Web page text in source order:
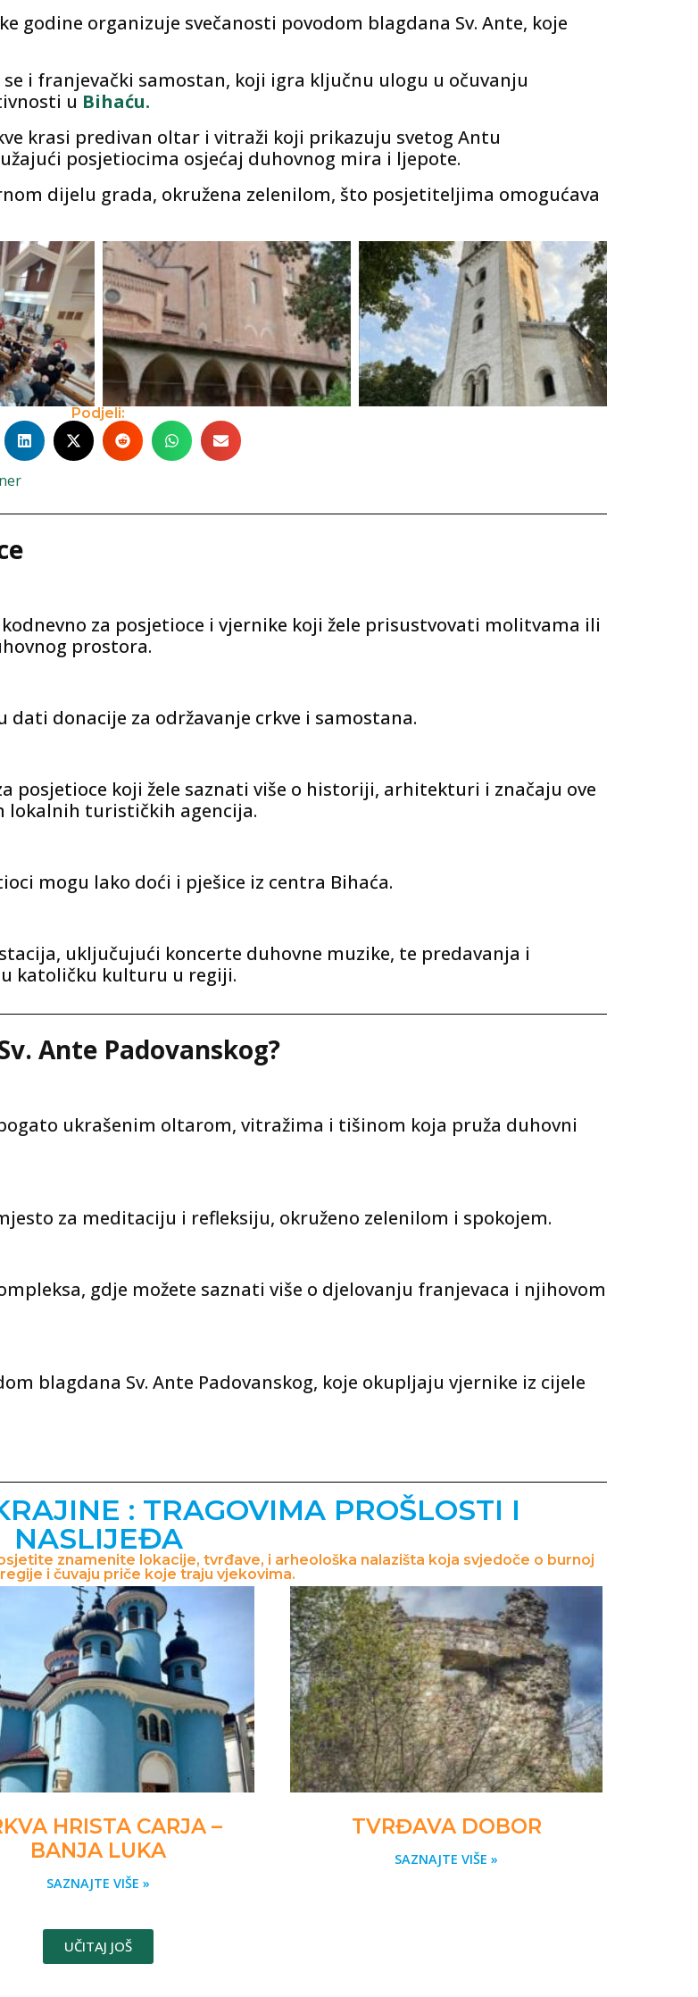
godine organizuje svečanosti povodom blagdana Sv. Ante, koje
se i franjevački samostan, koji igra ključnu ulogu u očuvanju
u Bihaću.
krasi predivan oltar i vitraži koji prikazuju svetog Antu
posjetiocima osjećaj duhovnog mira i ljepote.
dijelu grada, okružena zelenilom, što posjetiteljima omogućava
Podjeli:
za posjetioce i vjernike koji žele prisustvovati molitvama ili
prostora.
donacije za održavanje crkve i samostana.
posjetioce koji žele saznati više o historiji, arhitekturi i značaju ove
lokalnih turističkih agencija.
mogu lako doći i pješice iz centra Bihaća.
uključujući koncerte duhovne muzike, te predavanja i
katoličku kulturu u regiji.
Ante Padovanskog?
ukrašenim oltarom, vitražima i tišinom koja pruža duhovni
za meditaciju i refleksiju, okruženo zelenilom i spokojem.
gdje možete saznati više o djelovanju franjevaca i njihovom
blagdana Sv. Ante Padovanskog, koje okupljaju vjernike iz cijele
: TRAGOVIMA PROŠLOSTI I
NASLIJEĐA
znamenite lokacije, tvrđave, i arheološka nalazišta koja svjedoče o burnoj
i čuvaju priče koje traju vjekovima.
HRISTA CARJA –
BANJA LUKA
SAZNAJTE VIŠE »
TVRĐAVA DOBOR
SAZNAJTE VIŠE »
UČITAJ JOŠ